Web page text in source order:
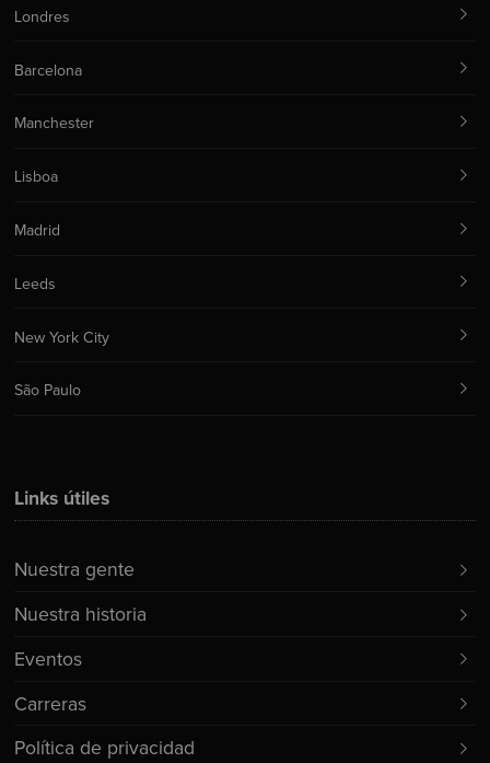
Links útiles
Nuestra gente
Nuestra historia
Eventos
Carreras
Política de privacidad
Londres
Barcelona
Manchester
Lisboa
Madrid
Leeds
New York City
São Paulo